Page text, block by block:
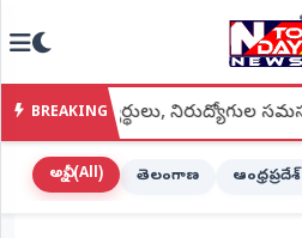
హోమ్
(Home)
BREAKINGనిరుద్యోగుల సమస్యలపై రిలే
అన్నీ (All) తెలంగాణ ఆంధ్రప్రదేశ్